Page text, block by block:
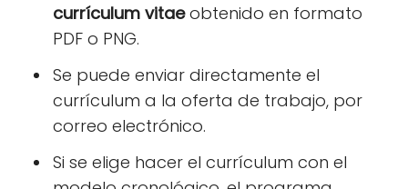
currículum vitaeobtenido en formato
PDF o PNG.
Se puede enviar directamente el
currículum a la oferta de trabajo, por
correo electrónico.
Si se elige hacer el currículum con el